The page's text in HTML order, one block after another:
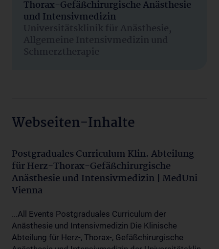
Thorax-Gefäßchirurgische Anästhesie
und Intensivmedizin
Universitätsklinik für Anästhesie,
Allgemeine Intensivmedizin und
Schmerztherapie
Webseiten-Inhalte
Postgraduales Curriculum Klin. Abteilung
für Herz-Thorax-Gefäßchirurgische
Anästhesie und Intensivmedizin | MedUni
Vienna
...All Events Postgraduales Curriculum der
Anästhesie und Intensivmedizin Die Klinische
Abteilung für Herz-, Thorax-, Gefäßchirurgische